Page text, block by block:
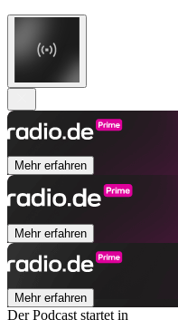
Mehr erfahren
Mehr erfahren
Mehr erfahren
Der Podcast startet in